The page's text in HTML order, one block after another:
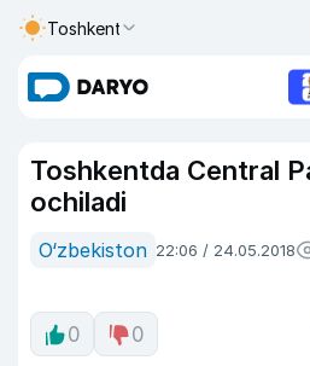
Toshkent
Toshkentda Central
ochiladi
O‘zbekiston 22:06 / 24.05.2018
0 0